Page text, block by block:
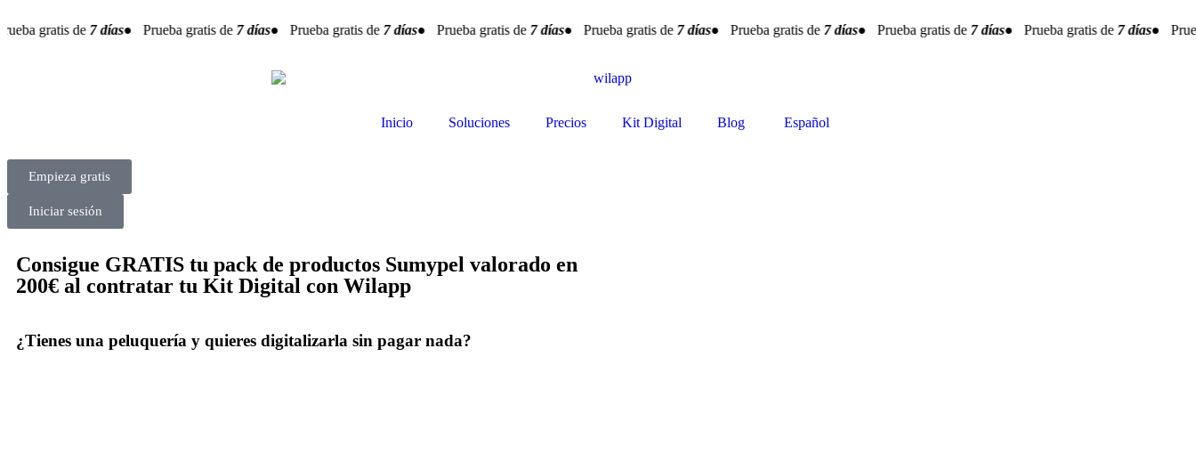
gratis de7 días● Prueba gratis de7 días● Prueba gratis de7 días● Prueba gratis de7 días● Prueba gratis de7 días● Prueba gratis de7 días● Prueba gratis de7 días● Prueba gratis de7 días●
Inicio Soluciones Precios Kit Digital Blog Español
Empieza gratis
Iniciar sesión
Consigue GRATIS tu pack de productos Sumypel valorado en
200€ al contratar tu Kit Digital con Wilapp
¿Tienes una peluquería y quieres digitalizarla sin pagar nada?